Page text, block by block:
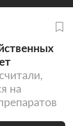
на